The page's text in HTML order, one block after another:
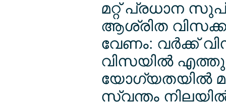
മറ്റ് പ്രധാന
ആശ്രിത
വേണം: വര്‍ക്ക്
വിസയില്‍
യോഗ്യതയില്‍
സ്വന്തം